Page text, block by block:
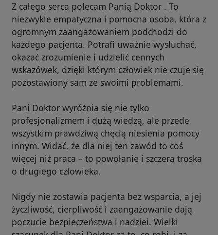
Z całego serca polecam Panią Doktor . To
niezwykle empatyczna i pomocna osoba, która z
ogromnym zaangażowaniem podchodzi do
każdego pacjenta. Potrafi uważnie wysłuchać,
okazać zrozumienie i udzielić cennych
wskazówek, dzięki którym człowiek nie czuje się
pozostawiony sam ze swoimi problemami.
Pani Doktor wyróżnia się nie tylko
profesjonalizmem i dużą wiedzą, ale przede
wszystkim prawdziwą chęcią niesienia pomocy
innym. Widać, że dla niej ten zawód to coś
więcej niż praca – to powołanie i szczera troska
o drugiego człowieka.
Nigdy nie zostawia pacjenta bez wsparcia, a jej
życzliwość, cierpliwość i zaangażowanie dają
poczucie bezpieczeństwa i nadziei. Wielki